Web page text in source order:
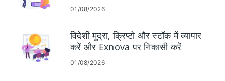
01/08/2026
विदेशी मुद्रा, क्रिप्टो और स्टॉक में व्यापार
करें और Exnova पर निकासी करें
01/08/2026